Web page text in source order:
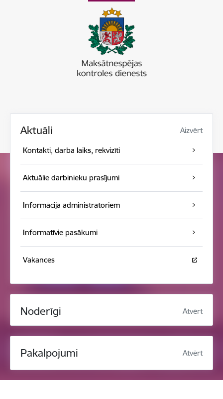
Aktuāli Aizvērt
Kontakti, darba laiks, rekvizīti
Aktuālie darbinieku prasījumi
Informācija administratoriem
Informatīvie pasākumi
Vakances
Noderīgi Atvērt
Pakalpojumi Atvērt